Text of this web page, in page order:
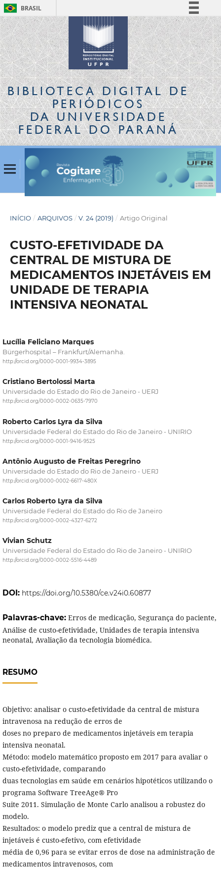
BRASIL
Simplifique!
Comunica BR
Participe
Acesso à informação
Legislação
Canais
BIBLIOTECA DIGITALDE
PERIÓDICOS
DA UNIVERSIDADE
FEDERAL DO PARANÁ
INÍCIO / ARQUIVOS / V. 24 (2019) / Artigo Original
CUSTO-EFETIVIDADE DA
CENTRAL DE MISTURA DE
MEDICAMENTOS INJETÁVEIS EM
UNIDADE DE TERAPIA
INTENSIVA NEONATAL
Lucília Feliciano Marques
Bürgerhospital – Frankfurt/Alemanha.
http://orcid.org/0000-0001-9934-3895
Cristiano Bertolossi Marta
Universidade do Estado do Rio de Janeiro - UERJ
http://orcid.org/0000-0002-0635-7970
Roberto Carlos Lyra da Silva
Universidade Federal do Estado do Rio de Janeiro - UNIRIO
http://orcid.org/0000-0001-9416-9525
Antônio Augusto de Freitas Peregrino
Universidade do Estado do Rio de Janeiro - UERJ
http://orcid.org/0000-0002-6617-480X
Carlos Roberto Lyra da Silva
Universidade Federal do Estado do Rio de Janeiro
http://orcid.org/0000-0002-4327-6272
Vivian Schutz
Universidade Federal do Estado do Rio de Janeiro - UNIRIO
http://orcid.org/0000-0002-5516-4489
DOI: https://doi.org/10.5380/ce.v24i0.60877
Palavras-chave: Erros de medicação, Segurança do paciente,
Análise de custo-efetividade, Unidades de terapia intensiva
neonatal, Avaliação da tecnologia biomédica.
RESUMO
Objetivo: analisar o custo-efetividade da central de mistura
intravenosa na redução de erros de
doses no preparo de medicamentos injetáveis em terapia
intensiva neonatal.
Método: modelo matemático proposto em 2017 para avaliar o
custo-efetividade, comparando
duas tecnologias em saúde em cenários hipotéticos utilizando o
programa Software TreeAge® Pro
Suite 2011. Simulação de Monte Carlo analisou a robustez do
modelo.
Resultados: o modelo prediz que a central de mistura de
injetáveis é custo-efetivo, com efetividade
média de 0,96 para se evitar erros de dose na administração de
medicamentos intravenosos, com